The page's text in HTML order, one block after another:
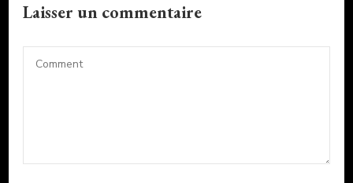
Laisser un commentaire